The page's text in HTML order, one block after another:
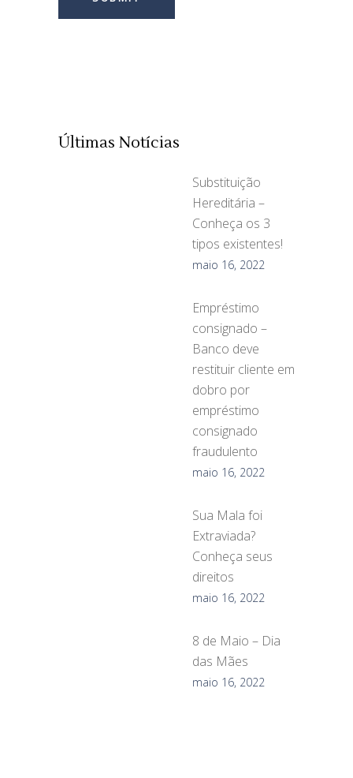
Últimas Notícias
Substituição
Hereditária –
Conheça os 3
tipos existentes!
maio 16, 2022
Empréstimo
consignado –
Banco deve
restituir cliente em
dobro por
empréstimo
consignado
fraudulento
maio 16, 2022
Sua Mala foi
Extraviada?
Conheça seus
direitos
maio 16, 2022
8 de Maio – Dia
das Mães
maio 16, 2022